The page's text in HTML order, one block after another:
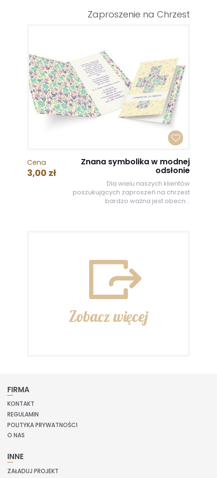
Zaproszenie na Chrzest
Cena
3,00 zł
Znana symbolika w modnej
odsłonie
Dla wielu naszych klientów
poszukujących zaproszeń na chrzest
bardzo ważna jest obecn...
Zobacz więcej
FIRMA
KONTAKT
REGULAMIN
POLITYKA PRYWATNOŚCI
O NAS
INNE
ZAŁADUJ PROJEKT